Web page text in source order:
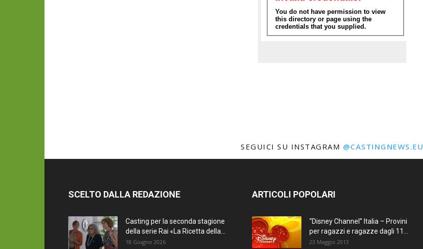
SEGUICI SU INSTAGRAM @CASTINGNEWS.EU
SCELTO DALLA REDAZIONE
Casting per la seconda stagione
della serie Rai «La Ricetta della...
18 Giugno 2026
ARTICOLI POPOLARI
“Disney Channel” Italia – Provini
per ragazzi e ragazze dagli 11...
23 Maggio 2013